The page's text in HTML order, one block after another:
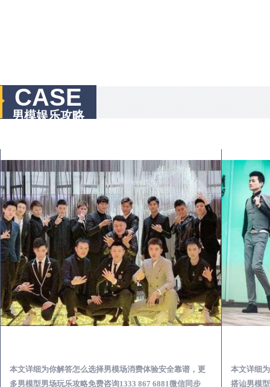
CASE
男模娱乐攻略
本文详细为你解答怎么选择男模场消费体验安全靠谱，更
多男模型男场玩乐攻略免费咨询1333 867 6881微信同步
本文详细
搭讪男模